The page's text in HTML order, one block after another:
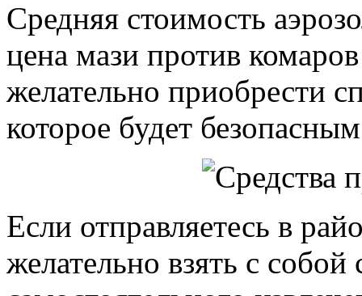
Средняя стоимость
цена мази против
желательно приобрести
которое будет
Если отправляетесь в
желательно взять с